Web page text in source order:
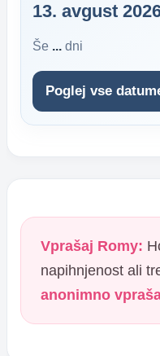
13. avgust
Še ... dni
Poglej vse
Vprašaj Romy:
napihnjenost ali
anonimno